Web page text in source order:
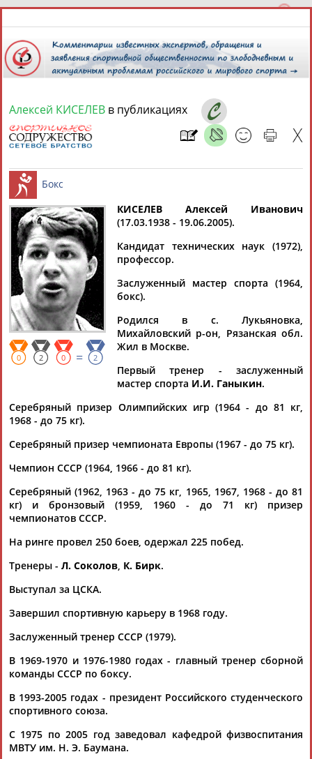
7 августа 2026 года,
СПОРТСМЕНЫ, ТРЕНЕРЫ И СПЕЦИАЛИСТЫ
Найдено: 1персона Расширенный поиск
Алексей
КИСЕЛЕВ
Ваш запрос: "Алексей КИСЕЛЕВ"
Документы 1-1 из 1 найденных уникальных документов
85 лет назад родился рыцарь ринга Борис Лагутин
...Лагутина, двукратный серебряный призер Олимпийских
игрАлексей Киселевв своей книге "Незабываемый
качествами, - утверждалКиселев. – Лагутин – благородный
(Проект:Информационное агентство СТАДИОН)
25.06.2023
ТАБЛО АКТИВНОСТИ
ЦЕЛИ ПРОЕКТА КОНТАКТЫ НАШИ КНОПКИ
Вопросы сотрудничества и совместной деятельности
Адресов в новостной рассылке: 996
Алексей КИСЕЛЕВ в публикациях
Бокс
0 2 0 = 2
КИСЕЛЕВ Алексей Иванович
(17.03.1938 - 19.06.2005).
Кандидат технических наук (1972),
профессор.
Заслуженный мастер спорта (1964,
бокс).
Родился в с. Лукьяновка,
Михайловский р-он, Рязанская обл.
Жил в Москве.
Первый тренер - заслуженный
мастер спорта И.И. Ганыкин.
Серебряный призер Олимпийских игр (1964 - до 81 кг,
1968 - до 75 кг).
Серебряный призер чемпионата Европы (1967 - до 75 кг).
Чемпион СССР (1964, 1966 - до 81 кг).
Серебряный (1962, 1963 - до 75 кг, 1965, 1967, 1968 - до 81
кг) и бронзовый (1959, 1960 - до 71 кг) призер
чемпионатов СССР.
На ринге провел 250 боев, одержал 225 побед.
Тренеры - Л. Соколов, К. Бирк.
Выступал за ЦСКА.
Завершил спортивную карьеру в 1968 году.
Заслуженный тренер СССР (1979).
В 1969-1970 и 1976-1980 годах - главный тренер сборной
команды СССР по боксу.
В 1993-2005 годах - президент Российского студенческого
спортивного союза.
С 1975 по 2005 год заведовал кафедрой физвоспитания
МВТУ им. Н. Э. Баумана.